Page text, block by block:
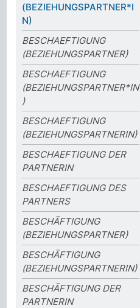
(BEZIEHUNGSPARTNER*I
N)
BESCHAEFTIGUNG
(BEZIEHUNGSPARTNER)
BESCHAEFTIGUNG
(BEZIEHUNGSPARTNER*IN
)
BESCHAEFTIGUNG
(BEZIEHUNGSPARTNERIN)
BESCHAEFTIGUNG DER
PARTNERIN
BESCHAEFTIGUNG DES
PARTNERS
BESCHÄFTIGUNG
(BEZIEHUNGSPARTNER)
BESCHÄFTIGUNG
(BEZIEHUNGSPARTNERIN)
BESCHÄFTIGUNG DER
PARTNERIN